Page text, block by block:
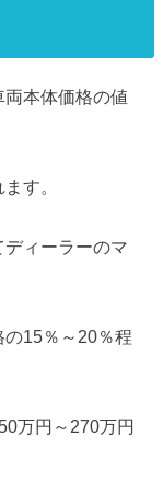
本体価格の値
す。
ィーラーのマ
15％～20％程
万円～270万円